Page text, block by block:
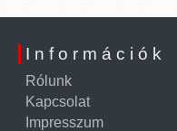
Információk
Rólunk
Kapcsolat
Impresszum